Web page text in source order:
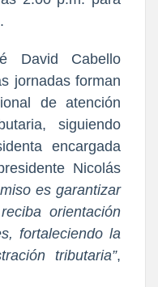
David Cabello
jornadas forman
de atención
siguiendo
Nicolás
es garantizar
orientación
fortaleciendo la
tributaria”,